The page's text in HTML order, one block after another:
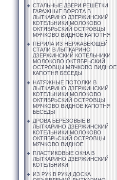
СТАЛЬНЫЕ ДВЕРИ РЕШЁТКИ
ГАРАЖНЫЕ ВОРОТА В
ЛЫТКАРИНО ДЗЕРЖИНСКИЙ
КОТЕЛЬНИКИ МОЛОКОВО
ОКТЯБРЬСКИЙ ОСТРОВЦЫ
МЯЧКОВО ВИДНОЕ КАПОТНЯ
ПЕРИЛА ИЗ НЕРЖАВЕЮЩЕЙ
СТАЛИ В ЛЫТКАРИНО
ДЗЕРЖИНСКИЙ КОТЕЛЬНИКИ
МОЛОКОВО ОКТЯБРЬСКИЙ
ОСТРОВЦЫ МЯЧКОВО ВИДНОЕ
КАПОТНЯ БЕСЕДЫ
НАТЯЖНЫЕ ПОТОЛКИ В
ЛЫТКАРИНО ДЗЕРЖИНСКИЙ
КОТЕЛЬНИКИ МОЛОКОВО
ОКТЯБРЬСКИЙ ОСТРОВЦЫ
МЯЧКОВО ВИДНОЕ КАПОТНЯ
БЕСЕДЫ
ДРОВА БЕРЁЗОВЫЕ В
ЛЫТКАРИНО ДЗЕРЖИНСКИЙ
КОТЕЛЬНИКИ МОЛОКОВО
ОКТЯБРЬСКИЙ ОСТРОВЦЫ
МЯЧКОВО ВИДНОЕ
ПЛАСТИКОВЫЕ ОКНА В
ЛЫТКАРИНО ДЗЕРЖИНСКИЙ
КОТЕЛЬНИКИ
ИЗ РУК В РУКИ ДОСКА